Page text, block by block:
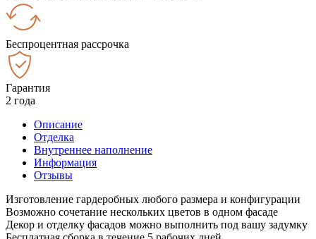
Беспроцентная рассрочка
Гарантия
2 года
Описание
Отделка
Внутреннее наполнение
Информация
Отзывы
Изготовление гардеробных любого размера и конфигурации
Возможно сочетание нескольких цветов в одном фасаде
Декор и отделку фасадов можно выполнить под вашу задумку